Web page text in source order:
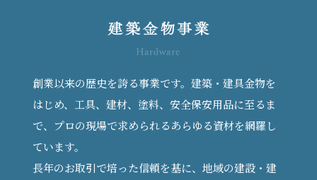
創業以来の歴史を誇る事業です。建築・建具金物を
はじめ、工具、建材、塗料、安全保安用品に至るま
で、プロの現場で求められるあらゆる資材を網羅し
ています。
長年のお取引で培った信頼を基に、地域の建設・建